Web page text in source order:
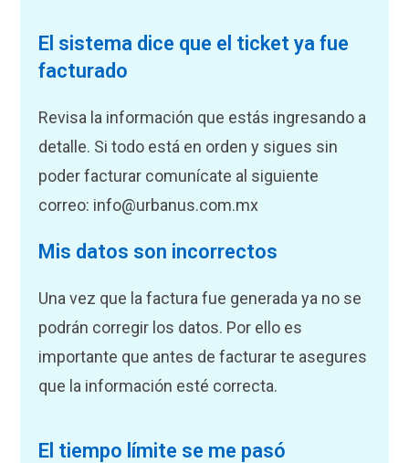
El sistema dice que el ticket ya fue
facturado
Revisa la información que estás ingresando a
detalle. Si todo está en orden y sigues sin
poder facturar comunícate al siguiente
correo: info@urbanus.com.mx
Mis datos son incorrectos
Una vez que la factura fue generada ya no se
podrán corregir los datos. Por ello es
importante que antes de facturar te asegures
que la información esté correcta.
El tiempo límite se me pasó